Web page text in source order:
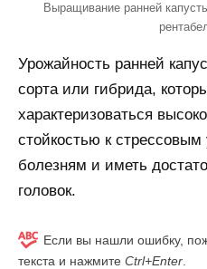
Выращивание ранней
Урожайность ранней
сорта или гибрида,
характеризоваться
стойкостью к
болезням и иметь
головок.
Если вы нашли ошибку,
текста и нажмите Ctrl+Enter